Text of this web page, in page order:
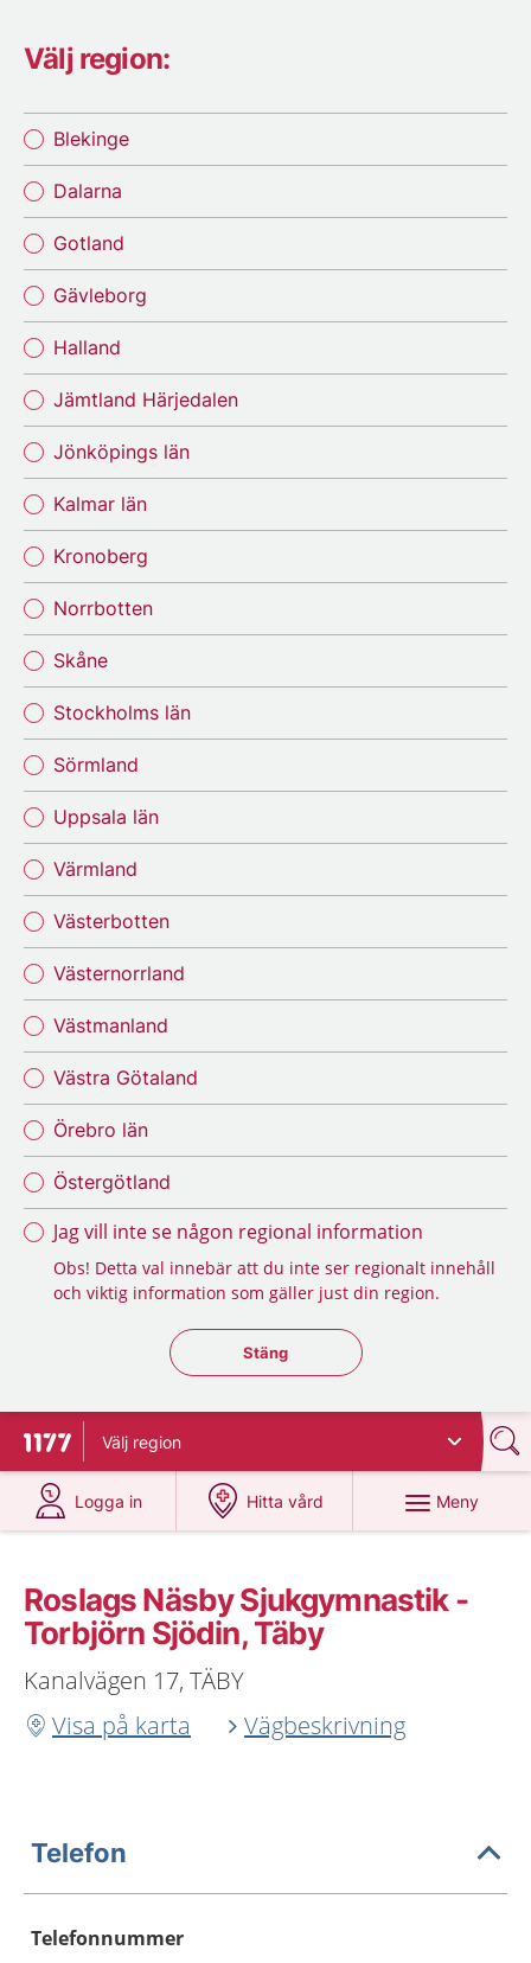
Välj region:
Blekinge
Dalarna
Gotland
Gävleborg
Halland
Jämtland Härjedalen
Jönköpings län
Kalmar län
Kronoberg
Norrbotten
Skåne
Stockholms län
Sörmland
Uppsala län
Värmland
Västerbotten
Västernorrland
Västmanland
Västra Götaland
Örebro län
Östergötland
Jag vill inte se någon regional information
Obs! Detta val innebär att du inte ser regionalt innehåll
och viktig information som gäller just din region.
Stäng regionsväljaren
Stäng
Till startsidan för 1177
Välj region
Logga in
på 1177.se
Hitta vård
på 1177.se
Meny
Roslags Näsby Sjukgymnastik -
Torbjörn Sjödin, Täby
Kanalvägen 17, TÄBY
Visa på karta
Vägbeskrivning
Telefon
Telefonnummer